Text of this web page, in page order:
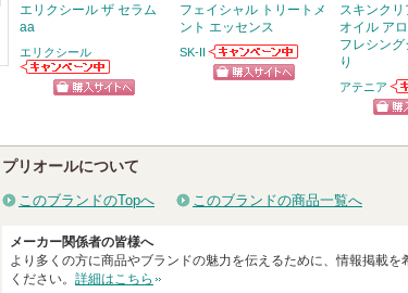
エリクシール ザ セラム
aa
エリクシール
エリクシールか
らのお知らせが
フェイシャル トリートメ
ント エッセンス
SK-II
SK-IIからのお知
らせがあります
スキンク
オイル ア
フレシン
り
アテニア
ア
お
プリオールについて
このブランドのTopへ このブランドの商品一覧へ
メーカー関係者の皆様へ
より多くの方に商品やブランドの魅力を伝えるために、情報掲載
ください。 詳細はこちら